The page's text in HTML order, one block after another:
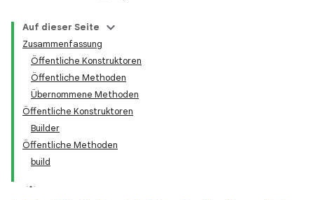
Auf dieser Seite
Zusammenfassung
Öffentliche Konstruktoren
Öffentliche Methoden
Übernommene Methoden
Öffentliche Konstruktoren
Builder
Öffentliche Methoden
build